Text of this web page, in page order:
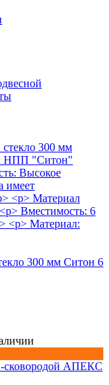
300 мм Ситон 6